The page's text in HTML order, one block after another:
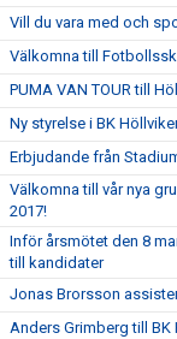
Vill du vara med och
Välkomna till
PUMA VAN TOUR till
Ny styrelse i BK
Erbjudande från
Välkomna till vår nya
2017!
Inför årsmötet den 8
till kandidater
Jonas Brorsson
Anders Grimberg till BK